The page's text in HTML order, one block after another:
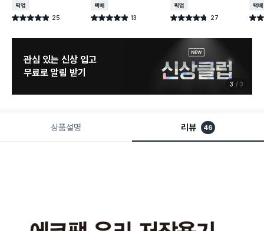
매장픽업
별점 4.9점 25
건 작성
택배배송
별점 4.9점 13
건 작성
매장픽업
별점 4.8점 27
건 작성
택배
별점
관심 있는 신상 입고
무료로 알림 받기
3 3
상품설명 리뷰 46